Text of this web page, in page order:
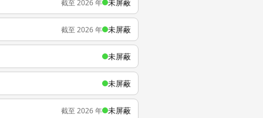
截至 2026 年 未屏蔽
截至 2026 年 未屏蔽
未屏蔽
未屏蔽
截至 2026 年 未屏蔽